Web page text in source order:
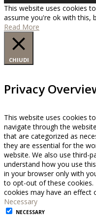
This website uses cookies
assume you're ok with this,
Read More
CHIUDI
Privacy
This website uses cookies
navigate through the
that are categorized as
they are essential for the
website. We also use third-
understand how you use
in your browser only with
to opt-out of these
cookies may have an effect
Necessary
NECESSARY